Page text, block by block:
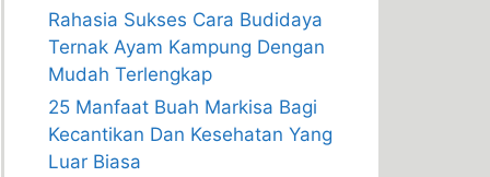
Rahasia Sukses Cara Budidaya
Ternak Ayam Kampung Dengan
Mudah Terlengkap
25 Manfaat Buah Markisa Bagi
Kecantikan Dan Kesehatan Yang
Luar Biasa